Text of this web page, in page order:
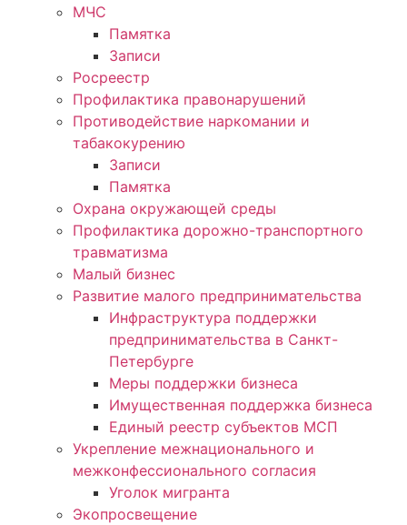
МЧС
Памятка
Записи
Росреестр
Профилактика правонарушений
Противодействие наркомании и
табакокурению
Записи
Памятка
Охрана окружающей среды
Профилактика дорожно-транспортного
травматизма
Малый бизнес
Развитие малого предпринимательства
Инфраструктура поддержки
предпринимательства в Санкт-
Петербурге
Меры поддержки бизнеса
Имущественная поддержка бизнеса
Единый реестр субъектов МСП
Укрепление межнационального и
межконфессионального согласия
Уголок мигранта
Экопросвещение